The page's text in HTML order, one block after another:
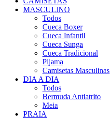
MASCULINO
Todos
Cueca Boxer
Cueca Infantil
Cueca Sunga
Cueca Tradicional
Pijama
Camisetas Masculinas
DIA A DIA
Todos
Bermuda Antiatrito
Meia
PRAIA